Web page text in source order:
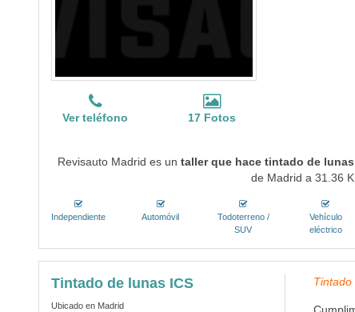
Ver teléfono 17 Fotos
Revisauto Madrid es un taller que hace tintado de
de Madrid a 31.36
Independiente Automóvil
Todoterreno /
SUV
Vehículo
eléctrico
Tintado de lunas ICS
Ubicado en Madrid
Tintado